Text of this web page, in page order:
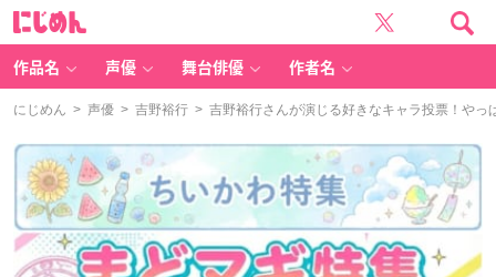
作品名 声優 舞台俳優 作者名
にじめん > 声優 > 吉野裕行 > 吉野裕行さんが演じる好きなキャラ投票！やっ